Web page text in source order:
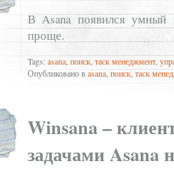
В Asana появился умный
проще.
Tags: asana поиск таск менеджмент
Опубликовано вasana поиск таск
Winsana –
задачами Asana